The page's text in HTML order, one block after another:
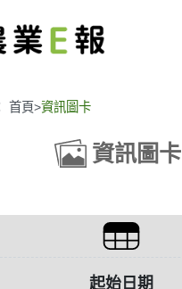
首頁>資訊圖卡
資訊圖卡
序與主題分類
起始日期